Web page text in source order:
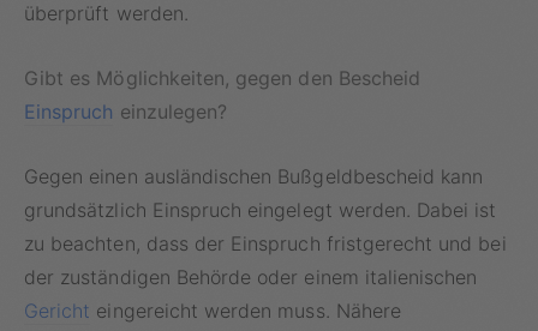
überprüft werden.
Gibt es Möglichkeiten, gegen den Bescheid
Einspruch einzulegen?
Gegen einen ausländischen Bußgeldbescheid kann
grundsätzlich Einspruch eingelegt werden. Dabei ist
zu beachten, dass der Einspruch fristgerecht und bei
der zuständigen Behörde oder einem italienischen
Gericht eingereicht werden muss. Nähere